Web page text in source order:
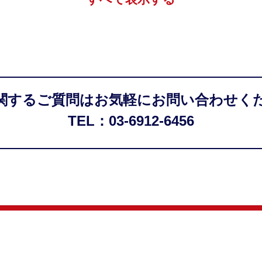
するご質問はお気軽にお問い合わせく
TEL：03-6912-6456